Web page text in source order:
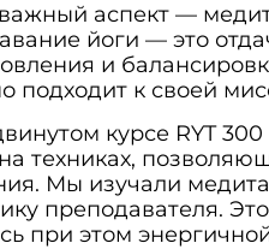
аспект —
йоги — это
и
подходит к своей
курсе RYT
техниках,
Мы изучали
преподавателя.
при этом